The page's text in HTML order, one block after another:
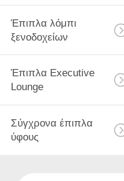
ΈΛΕΓΧΟΣ
ΠΟΙΌΤΗΤΑΣ
ΖΗΤΉΣΤΕ
ΜΙΑ
ΠΡΟΣΦΟΡΆ
SITEMAP
Έπιπλα λόμπι
ξενοδοχείων
Έπιπλα Executive
Lounge
Σύγχρονα έπιπλα
ύφους